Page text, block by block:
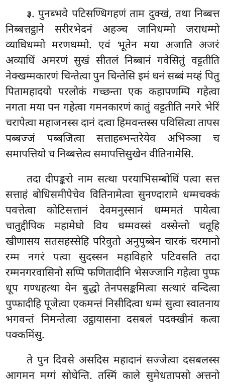
३. पुनब्भवे पटिसण्धिगहणं ताम दुक्खं, तथा निब्बत्त
निब्बत्तट्ठाने सरीरभेदनं अहञ्च जानिधम्मो जराधम्मो
व्याधिधम्मो मरणधम्मो. एवं भूतेन मया अजाति अजरं
अव्याधिं अमरणं सुखं सीतलं निब्बानं गवेसितुं वट्टतीति
नेक्खम्मकारणं चिन्तेत्वा पुन चिन्तेसि इमं धनं सब्बं मय्हं पितु
पितामहादयो परलोकं गच्छन्ता एक कहापणम्पि गहेत्वा
नगता मया पन गहेत्वा गमनकारणं कातुं वट्टतीति नगरे भेरिं
चरापेत्वा महाजनस्स दानं दत्वा हिमवन्तस्स पविसित्वा तापस
पब्बज्जं पब्बजित्वा सत्ताहब्भन्तरेयेव अभिञ्ञा च
समापत्तियो च निब्बत्तेत्व समापत्तिसुखेन वीतिनामेसि.
तदा दीपङ्करो नाम सत्था परयाभिसम्बोधिं पत्वा सत्त
सत्ताहं बोधिसमीपेचेव वितिनामेत्वा सुनण्दारामे धम्मचक्कं
पवत्तेत्वा कोटिसत्तानं देवमनुस्सानं धम्ममतं पायेत्वा
चातुद्दीपिक महामेघो विय धम्मवस्सं वस्सेन्तो चतूहि
खीणासय सतसहस्सेहि परिवुतो अनुपुब्बेन चारकं चरमानो
रम्म नगरं पत्वा सुदस्सन महाविहारे पटिवसति तदा
रम्मनगरवासिनो सप्पि फणितादीनि भेसज्जानि गहेत्वा पुप्फ
धूप गण्धहत्था येन बुद्धो तेनपसङ्कमित्वा सत्थारं वन्दित्वा
पुप्फादीहि पूजेत्वा एकमन्तं निसीदित्वा धम्मं सुत्वा स्वातनाय
भगवन्तं निमन्तेत्वा उट्ठायासना दसबलं पदक्खीनं कत्वा
पक्कमिंसु.
ते पुन दिवसे असदिस महादानं सज्जेत्वा दसबलस्स
आगमन मग्गं सोधेन्ति. तस्मिं काले सुमेधतापसो अत्तनो